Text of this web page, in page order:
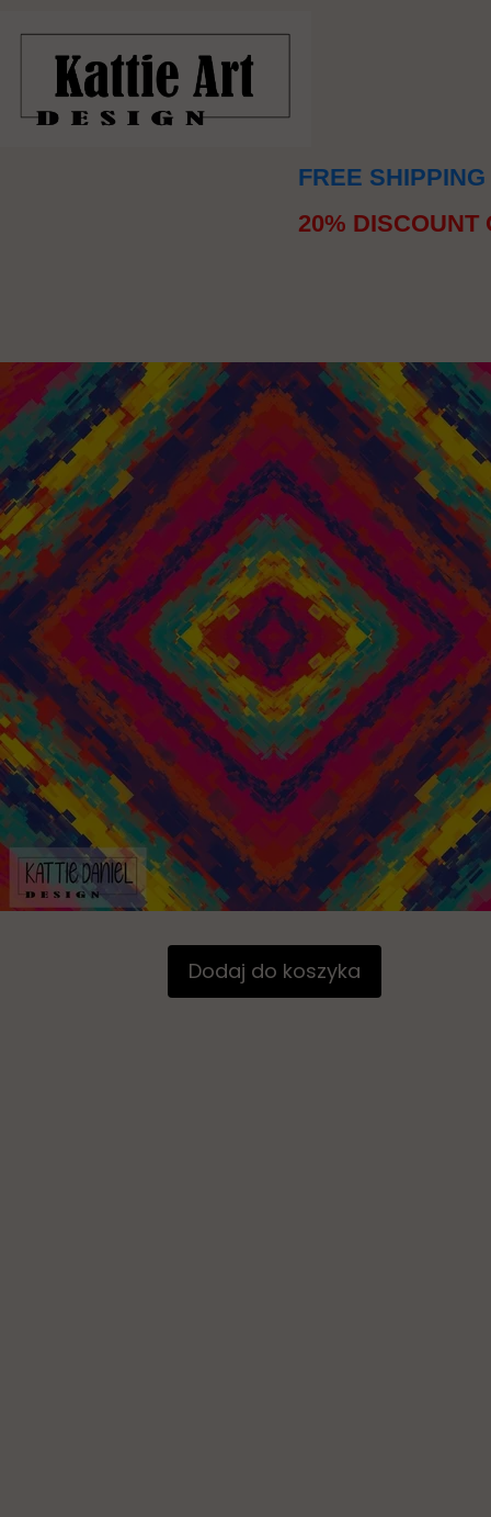
FREE
20% DISCOUNT
Dodaj do koszyka